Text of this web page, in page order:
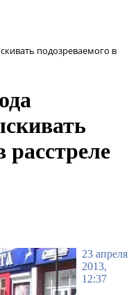
подозреваемого в
расстреле
23 апреля
2013,
12:37